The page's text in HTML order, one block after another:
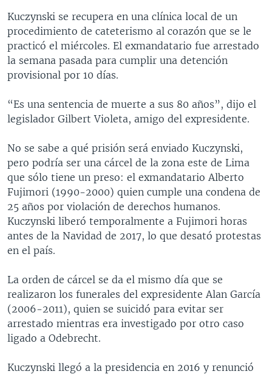
Kuczynski se recupera en una clínica local de un
procedimiento de cateterismo al corazón que se le
practicó el miércoles. El exmandatario fue arrestado
la semana pasada para cumplir una detención
provisional por 10 días.
“Es una sentencia de muerte a sus 80 años”, dijo el
legislador Gilbert Violeta, amigo del expresidente.
No se sabe a qué prisión será enviado Kuczynski,
pero podría ser una cárcel de la zona este de Lima
que sólo tiene un preso: el exmandatario Alberto
Fujimori (1990-2000) quien cumple una condena de
25 años por violación de derechos humanos.
Kuczynski liberó temporalmente a Fujimori horas
antes de la Navidad de 2017, lo que desató protestas
en el país.
La orden de cárcel se da el mismo día que se
realizaron los funerales del expresidente Alan García
(2006-2011), quien se suicidó para evitar ser
arrestado mientras era investigado por otro caso
ligado a Odebrecht.
Kuczynski llegó a la presidencia en 2016 y renunció